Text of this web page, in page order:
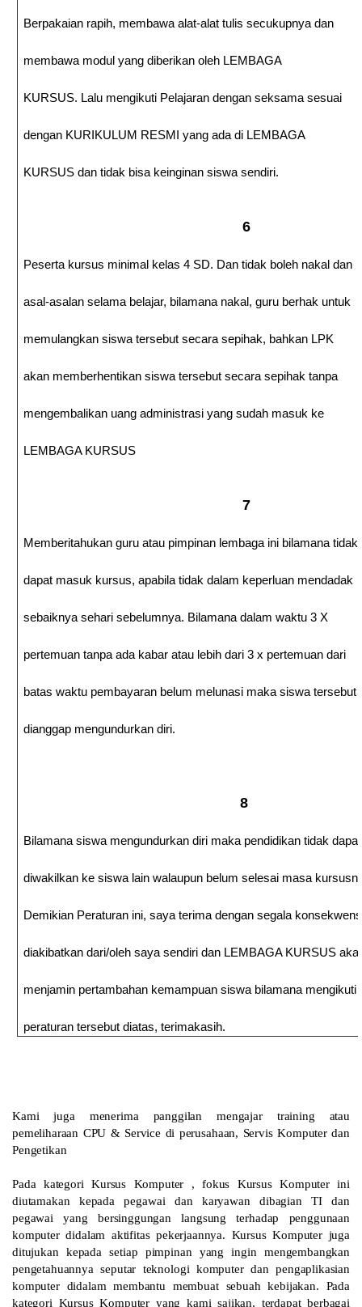
Berpakaian rapih, membawa alat-alat tulis secukupnya dan
membawa modul yang diberikan oleh LEMBAGA
KURSUS. Lalu mengikuti Pelajaran dengan seksama sesuai
dengan KURIKULUM RESMI yang ada di LEMBAGA
KURSUS dan tidak bisa keinginan siswa sendiri.
6
Peserta kursus minimal kelas 4 SD. Dan tidak boleh nakal dan
asal-asalan selama belajar, bilamana nakal, guru berhak untuk
memulangkan siswa tersebut secara sepihak, bahkan LPK
akan memberhentikan siswa tersebut secara sepihak tanpa
mengembalikan uang administrasi yang sudah masuk ke
LEMBAGA KURSUS
7
Memberitahukan guru atau pimpinan lembaga ini bilamana tidak
dapat masuk kursus, apabila tidak dalam keperluan mendadak
sebaiknya sehari sebelumnya. Bilamana dalam waktu 3 X
pertemuan tanpa ada kabar atau lebih dari 3 x pertemuan dari
batas waktu pembayaran belum melunasi maka siswa tersebut
dianggap mengundurkan diri.
8
Bilamana siswa mengundurkan diri maka pendidikan tidak dapat
diwakilkan ke siswa lain walaupun belum selesai masa
Demikian Peraturan ini, saya terima dengan segala
diakibatkan dari/oleh saya sendiri dan LEMBAGA KURSUS
menjamin pertambahan kemampuan siswa bilamana mengikuti
peraturan tersebut diatas, terimakasih.
Kami juga menerima panggilan mengajar training atau
pemeliharaan CPU & Service di perusahaan, Servis Komputer dan
Pengetikan
Pada kategori Kursus Komputer , fokus Kursus Komputer ini
diutamakan kepada pegawai dan karyawan dibagian TI dan
pegawai yang bersinggungan langsung terhadap penggunaan
komputer didalam aktifitas pekerjaannya. Kursus Komputer juga
ditujukan kepada setiap pimpinan yang ingin mengembangkan
pengetahuannya seputar teknologi komputer dan pengaplikasian
komputer didalam membantu membuat sebuah kebijakan. Pada
kategori Kursus Komputer yang kami sajikan, terdapat berbagai